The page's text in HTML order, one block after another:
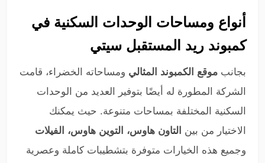
أنواع ومساحات الوحدات السكنية في
كمبوند ريد المستقبل سيتي
بجانب موقع الكمبوند المثالي ومساحاته الخضراء، قامت
الشركة المطورة له أيضًا بتوفير العديد من الوحدات
السكنية المختلفة بمساحات متنوعة. حيث يمكنك
الاختيار من بين التاون هاوس، التوين هاوس، الفيلات
وجميع هذه الخيارات متوفرة بتشطيبات كاملة وعصرية